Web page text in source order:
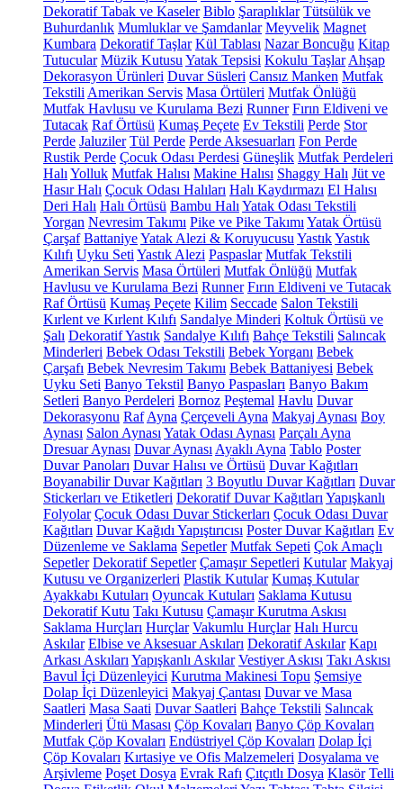
Dekoratif Tabak ve Kaseler Biblo Şaraplıklar Tütsülük ve
Buhurdanlık Mumluklar ve Şamdanlar Meyvelik Magnet
Kumbara Dekoratif Taşlar Kül Tablası Nazar Boncuğu Kitap
Tutucular Müzik Kutusu Yatak Tepsisi Kokulu Taşlar Ahşap
Dekorasyon Ürünleri Duvar Süsleri Cansız Manken Mutfak
Tekstili Amerikan Servis Masa Örtüleri Mutfak Önlüğü
Mutfak Havlusu ve Kurulama Bezi Runner Fırın Eldiveni ve
Tutacak Raf Örtüsü Kumaş Peçete Ev Tekstili Perde Stor
Perde Jaluziler Tül Perde Perde Aksesuarları Fon Perde
Rustik Perde Çocuk Odası Perdesi Güneşlik Mutfak Perdeleri
Halı Yolluk Mutfak Halısı Makine Halısı Shaggy Halı Jüt ve
Hasır Halı Çocuk Odası Halıları Halı Kaydırmazı El Halısı
Deri Halı Halı Örtüsü Bambu Halı Yatak Odası Tekstili
Yorgan Nevresim Takımı Pike ve Pike Takımı Yatak Örtüsü
Çarşaf BattaniyeYatak Alezi & Koruyucusu YastıkYastık
Kılıfı Uyku Seti Yastık Alezi Paspaslar Mutfak Tekstili
Amerikan Servis Masa Örtüleri Mutfak Önlüğü Mutfak
Havlusu ve Kurulama Bezi Runner Fırın Eldiveni ve Tutacak
Raf Örtüsü Kumaş Peçete Kilim Seccade Salon Tekstili
Kırlent ve Kırlent Kılıfı Sandalye Minderi Koltuk Örtüsü ve
Şalı Dekoratif Yastık Sandalye Kılıfı Bahçe Tekstili Salıncak
Minderleri Bebek Odası Tekstili Bebek Yorganı Bebek
Çarşafı Bebek Nevresim Takımı Bebek Battaniyesi Bebek
Uyku Seti Banyo Tekstil Banyo Paspasları Banyo Bakım
Setleri Banyo Perdeleri Bornoz Peştemal Havlu Duvar
Dekorasyonu Raf Ayna Çerçeveli Ayna Makyaj Aynası Boy
Aynası Salon Aynası Yatak Odası Aynası Parçalı Ayna
Dresuar Aynası Duvar Aynası Ayaklı Ayna Tablo Poster
Duvar Panoları Duvar Halısı ve Örtüsü Duvar Kağıtları
Boyanabilir Duvar Kağıtları 3 Boyutlu Duvar Kağıtları Duvar
Stickerları ve Etiketleri Dekoratif Duvar Kağıtları Yapışkanlı
Folyolar Çocuk Odası Duvar Stickerları Çocuk Odası Duvar
Kağıtları Duvar Kağıdı Yapıştırıcısı Poster Duvar Kağıtları Ev
Düzenleme ve Saklama Sepetler Mutfak Sepeti Çok Amaçlı
Sepetler Dekoratif Sepetler Çamaşır Sepetleri Kutular Makyaj
Kutusu ve Organizerleri Plastik Kutular Kumaş Kutular
Ayakkabı Kutuları Oyuncak Kutuları Saklama Kutusu
Dekoratif Kutu Takı Kutusu Çamaşır Kurutma Askısı
Saklama Hurçları Hurçlar Vakumlu Hurçlar Halı Hurcu
Askılar Elbise ve Aksesuar Askıları Dekoratif Askılar Kapı
Arkası Askıları Yapışkanlı Askılar Vestiyer Askısı Takı Askısı
Bavul İçi Düzenleyici Kurutma Makinesi Topu Şemsiye
Dolap İçi Düzenleyici Makyaj Çantası Duvar ve Masa
Saatleri Masa Saati Duvar Saatleri Bahçe Tekstili Salıncak
Minderleri Ütü Masası Çöp Kovaları Banyo Çöp Kovaları
Mutfak Çöp Kovaları Endüstriyel Çöp Kovaları Dolap İçi
Çöp Kovaları Kırtasiye ve Ofis Malzemeleri Dosyalama ve
Arşivleme Poşet Dosya Evrak Rafı Çıtçıtlı Dosya Klasör Telli